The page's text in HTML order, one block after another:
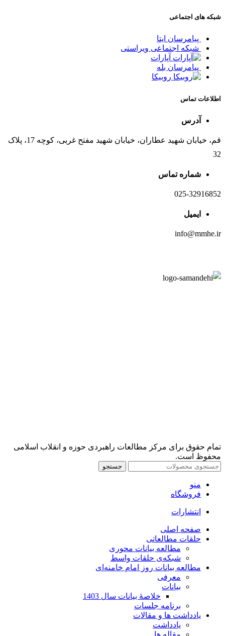
شبکه های اجتماعی
پیامرسان ایتا
شبکه اجتماعی ویراستی
آپارات
پیامرسان بله
روبیکا
اطلاعات تماس
آدرس
قم، خیابان شهید عطاران، خیابان شهید مفتح غربی، کوچه 17، پلاک
32
شماره تماس
025-32916852
ایمیل
info@mmhe.ir
تمام حقوق برای مرکز مطالعات راهبردی حوزه و انقلاب اسلامی
محفوظ است.
جستجو
منو
فروشگاه
انتشارات
صفحه اصلی
حلقات مطالعاتی
مطالعه بیانات محوری
شبکه‌ی حلقات واسط
مطالعه بیانات روز امام خامنه‌ای
معرفی
بیانات
خلاصۀ بیانات سال 1403
برنامه جلسات
یادداشت ها و مقالات
یادداشت
مقاله ها